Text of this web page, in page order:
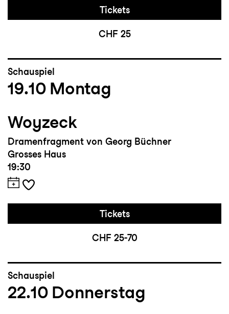
Tickets
CHF 25
Schauspiel
19.10 Montag
Woyzeck
Dramenfragment von Georg Büchner
Grosses Haus
19:30
Tickets
CHF 25-70
Schauspiel
22.10 Donnerstag